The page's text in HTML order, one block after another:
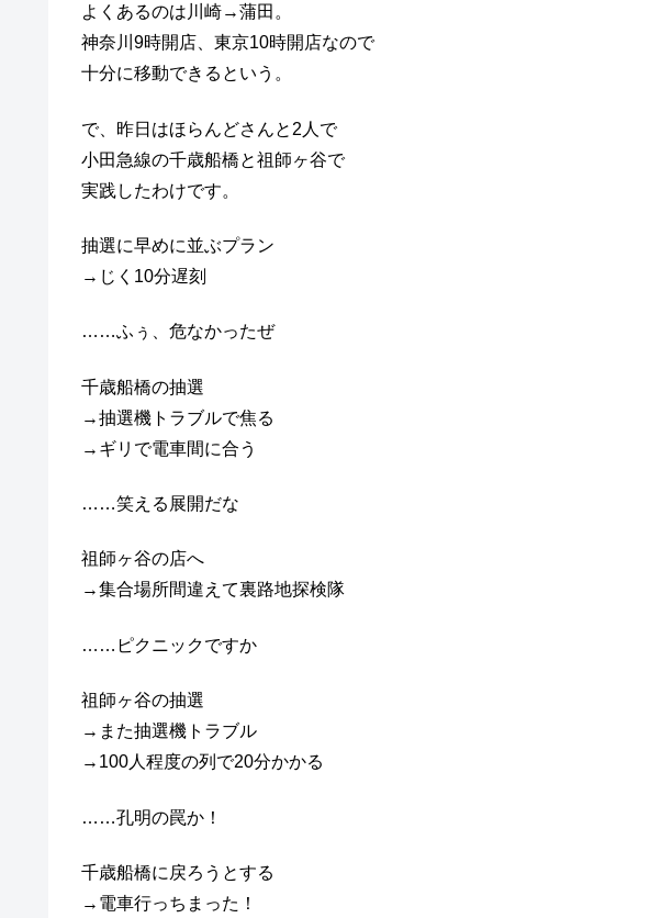
よくあるのは川崎→蒲田。
神奈川9時開店、東京10時開店なので
十分に移動できるという。
で、昨日はほらんどさんと2人で
小田急線の千歳船橋と祖師ヶ谷で
実践したわけです。
抽選に早めに並ぶプラン
→じく10分遅刻
……ふぅ、危なかったぜ
千歳船橋の抽選
→抽選機トラブルで焦る
→ギリで電車間に合う
……笑える展開だな
祖師ヶ谷の店へ
→集合場所間違えて裏路地探検隊
……ピクニックですか
祖師ヶ谷の抽選
→また抽選機トラブル
→100人程度の列で20分かかる
……孔明の罠か！
千歳船橋に戻ろうとする
→電車行っちまった！